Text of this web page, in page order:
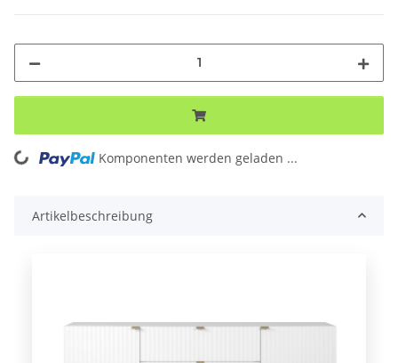
Loading... Komponenten werden geladen ...
Artikelbeschreibung